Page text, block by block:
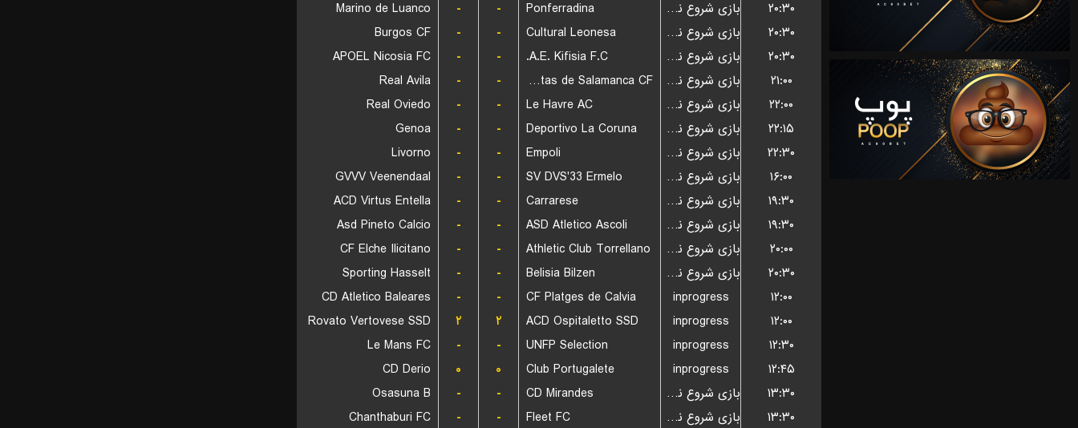
Marino de Luanco
- - Ponferradina بازی شروع نشده است
۲۰:۳۰
Burgos CF
- - Cultural Leonesa بازی شروع نشده است
۲۰:۳۰
APOEL Nicosia FC
- - A.E. Kifisia F.C. بازی شروع نشده است
۲۰:۳۰
Real Avila
- - Unionistas de Salamanca CF بازی شروع نشده است
۲۱:۰۰
Real Oviedo
- - Le Havre AC بازی شروع نشده است
۲۲:۰۰
Genoa
- - Deportivo La Coruna بازی شروع نشده است
۲۲:۱۵
Livorno
- - Empoli بازی شروع نشده است
۲۲:۳۰
GVVV Veenendaal
- - SV DVS'33 Ermelo بازی شروع نشده است
۱۶:۰۰
ACD Virtus Entella
- - Carrarese بازی شروع نشده است
۱۹:۳۰
Asd Pineto Calcio
- - ASD Atletico Ascoli بازی شروع نشده است
۱۹:۳۰
CF Elche Ilicitano
- - Athletic Club Torrellano بازی شروع نشده است
۲۰:۰۰
Sporting Hasselt
- - Belisia Bilzen بازی شروع نشده است
۲۰:۳۰
CD Atletico Baleares
- - CF Platges de Calvia inprogress
۱۲:۰۰
Rovato Vertovese SSD
۲ ۲ ACD Ospitaletto SSD inprogress
۱۲:۰۰
Le Mans FC
- - UNFP Selection inprogress
۱۲:۳۰
CD Derio
۰ ۰ Club Portugalete inprogress
۱۲:۴۵
Osasuna B
- - CD Mirandes بازی شروع نشده است
۱۳:۳۰
Chanthaburi FC
- - Fleet FC بازی شروع نشده است
۱۳:۳۰